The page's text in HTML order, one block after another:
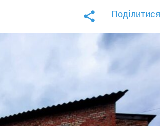
Поділитися